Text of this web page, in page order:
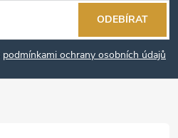
podmínkami ochrany osobních údajů
ODEBÍRAT